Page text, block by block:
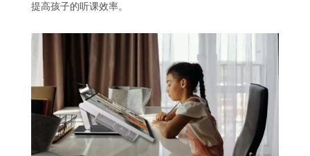
提高孩子的听课效率。